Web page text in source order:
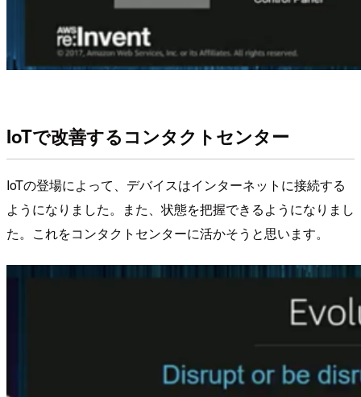
IoTで改善するコンタクトセンター
IoTの登場によって、デバイスはインターネットに接続する
ようになりました。また、状態を把握できるようになりまし
た。これをコンタクトセンターに活かそうと思います。